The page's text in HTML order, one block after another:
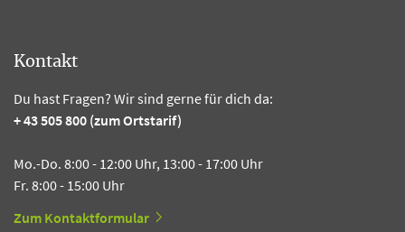
Kontakt
Du hast Fragen? Wir sind gerne für dich da:
+ 43 505 800 (zum Ortstarif)
Mo.-Do. 8:00 - 12:00 Uhr, 13:00 - 17:00 Uhr
Fr. 8:00 - 15:00 Uhr
Zum Kontaktformular